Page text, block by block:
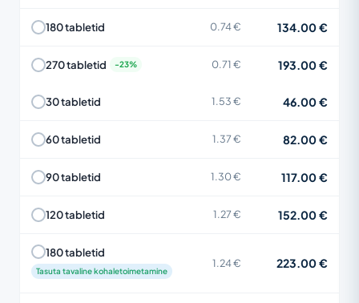
180 tabletid 0.74 € 134.00 €
270 tabletid 0.71 € 193.00 €
30 tabletid 1.53 € 46.00 €
60 tabletid 1.37 € 82.00 €
90 tabletid 1.30 € 117.00 €
120 tabletid 1.27 € 152.00 €
180 tabletid
Tasuta tavaline kohaletoimetamine
1.24 € 223.00 €